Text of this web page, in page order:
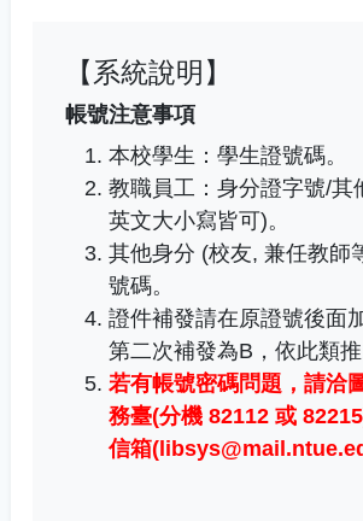
【系統說明】
帳號注意事項
本校學生：學生證號碼。
教職員工 ： 身分證字號/其
英文大小寫皆可)。
其他身分 (校友, 兼任教師
號碼。
證件補發請在原證號後面
第二次補發為B，依此類推
若有帳號密碼問題， 請洽
務臺(分機 82112 或
信箱